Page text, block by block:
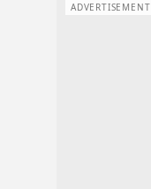
ADVERTISEMENT